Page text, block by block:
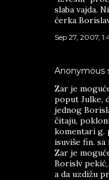
slaba vajda.
ćerka
Sep 27, 2007,
Anonymous
Zar je
poput Julke,
jednog
čitaju,
komentari g.
isuviše fin.
Zar je
Borislv
a da uzdižu